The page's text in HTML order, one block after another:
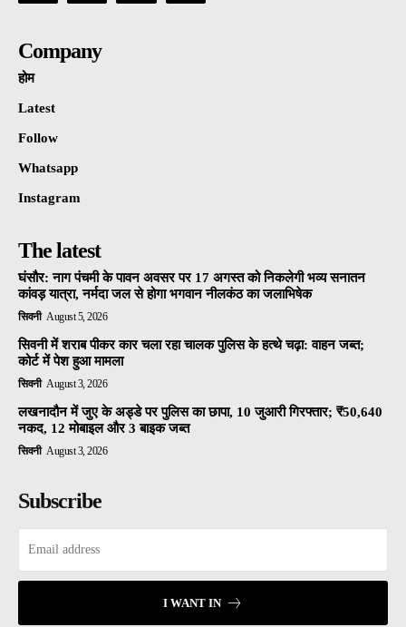
Company
होम
Latest
Follow
Whatsapp
Instagram
The latest
घंसौर: नाग पंचमी के पावन अवसर पर 17 अगस्त को निकलेगी भव्य सनातन
कांवड़ यात्रा, नर्मदा जल से होगा भगवान नीलकंठ का जलाभिषेक
सिवनी August 5, 2026
सिवनी में शराब पीकर कार चला रहा चालक पुलिस के हत्थे चढ़ा: वाहन जब्त;
कोर्ट में पेश हुआ मामला
सिवनी August 3, 2026
लखनादौन में जुए के अड्डे पर पुलिस का छापा, 10 जुआरी गिरफ्तार; ₹50,640
नकद, 12 मोबाइल और 3 बाइक जब्त
सिवनी August 3, 2026
Subscribe
I WANT IN